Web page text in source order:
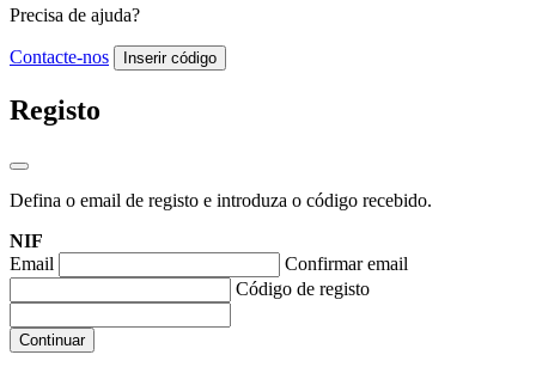
Precisa de ajuda?
Contacte-nos Inserir código
Registo
Defina o email de registo e introduza o código recebido.
NIF
Email
Confirmar email
Código de registo
Continuar